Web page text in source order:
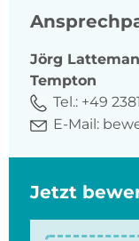
Jörg
Tempton
Tel.: +49
E-Mail:
Jetzt